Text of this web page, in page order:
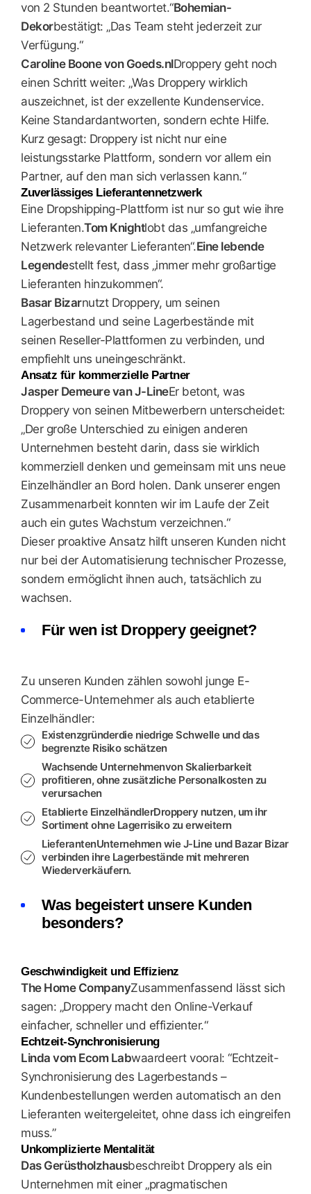
von 2 Stunden beantwortet.“Bohemian-
Dekorbestätigt: „Das Team steht jederzeit zur
Verfügung.“
Caroline Boone von Goeds.nlDroppery geht noch
einen Schritt weiter: „Was Droppery wirklich
auszeichnet, ist der exzellente Kundenservice.
Keine Standardantworten, sondern echte Hilfe.
Kurz gesagt: Droppery ist nicht nur eine
leistungsstarke Plattform, sondern vor allem ein
Partner, auf den man sich verlassen kann.“
Zuverlässiges Lieferantennetzwerk
Eine Dropshipping-Plattform ist nur so gut wie ihre
Lieferanten.Tom Knightlobt das „umfangreiche
Netzwerk relevanter Lieferanten“.Eine lebende
Legendestellt fest, dass „immer mehr großartige
Lieferanten hinzukommen“.
Basar Bizarnutzt Droppery, um seinen
Lagerbestand und seine Lagerbestände mit
seinen Reseller-Plattformen zu verbinden, und
empfiehlt uns uneingeschränkt.
Ansatz für kommerzielle Partner
Jasper Demeure van J-LineEr betont, was
Droppery von seinen Mitbewerbern unterscheidet:
„Der große Unterschied zu einigen anderen
Unternehmen besteht darin, dass sie wirklich
kommerziell denken und gemeinsam mit uns neue
Einzelhändler an Bord holen. Dank unserer engen
Zusammenarbeit konnten wir im Laufe der Zeit
auch ein gutes Wachstum verzeichnen.“
Dieser proaktive Ansatz hilft unseren Kunden nicht
nur bei der Automatisierung technischer Prozesse,
sondern ermöglicht ihnen auch, tatsächlich zu
wachsen.
Für wen ist Droppery geeignet?
Zu unseren Kunden zählen sowohl junge E-
Commerce-Unternehmer als auch etablierte
Einzelhändler:
Existenzgründerdie niedrige Schwelle und das
begrenzte Risiko schätzen
Wachsende Unternehmenvon Skalierbarkeit
profitieren, ohne zusätzliche Personalkosten zu
verursachen
Etablierte EinzelhändlerDroppery nutzen, um ihr
Sortiment ohne Lagerrisiko zu erweitern
LieferantenUnternehmen wie J-Line und Bazar Bizar
verbinden ihre Lagerbestände mit mehreren
Wiederverkäufern.
Was begeistert unsere Kunden
besonders?
Geschwindigkeit und Effizienz
The Home CompanyZusammenfassend lässt sich
sagen: „Droppery macht den Online-Verkauf
einfacher, schneller und effizienter.“
Echtzeit-Synchronisierung
Linda vom Ecom Labwaardeert vooral: “Echtzeit-
Synchronisierung des Lagerbestands –
Kundenbestellungen werden automatisch an den
Lieferanten weitergeleitet, ohne dass ich eingreifen
muss.”
Unkomplizierte Mentalität
Das Gerüstholzhausbeschreibt Droppery als ein
Unternehmen mit einer „pragmatischen